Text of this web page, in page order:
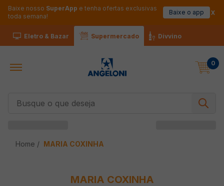
Baixe nosso SuperApp e tenha ofertas exclusivas
toda semana!
Baixe o app
Eletro & Bazar Supermercado Divvino
0
MARIA COXINHA
MARIA COXINHA